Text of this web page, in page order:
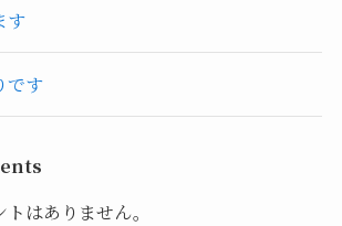
す
です
はありません。